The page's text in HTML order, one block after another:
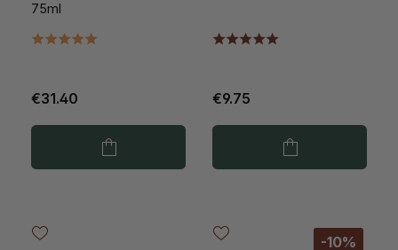
75ml
€31.40 €9.75
-10%